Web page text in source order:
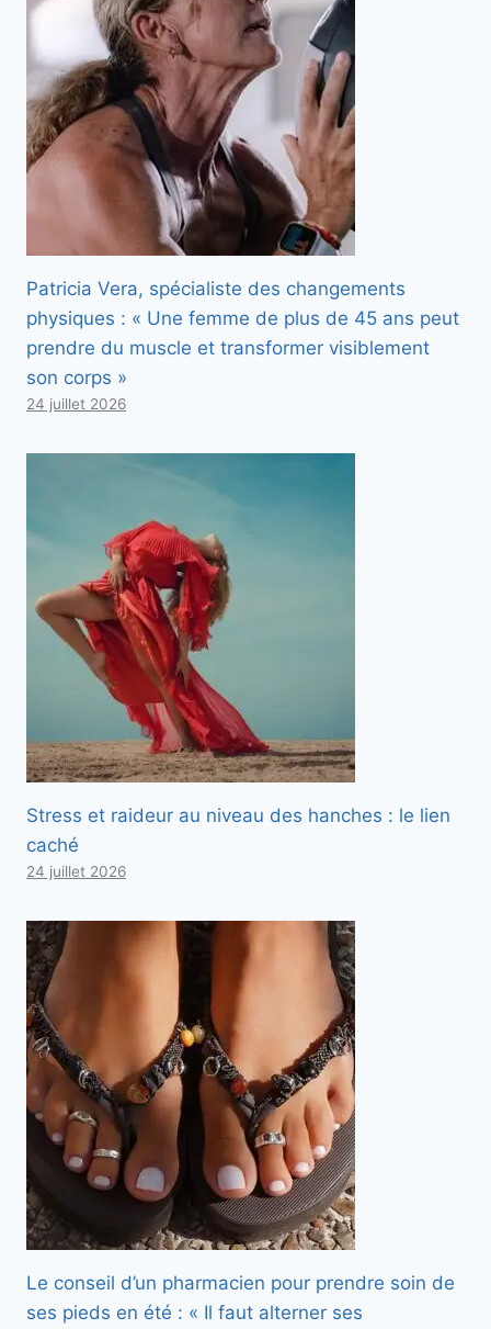
Patricia Vera, spécialiste des changements
physiques : « Une femme de plus de 45 ans peut
prendre du muscle et transformer visiblement
son corps »
24 juillet 2026
Stress et raideur au niveau des hanches : le lien
caché
24 juillet 2026
Le conseil d’un pharmacien pour prendre soin de
ses pieds en été : « Il faut alterner ses